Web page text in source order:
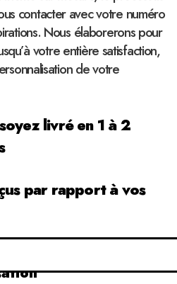
contacter avec votre numéro
Nous élaborerons pour
votre entière satisfaction,
de votre
livré en 1 à 2
par rapport à vos